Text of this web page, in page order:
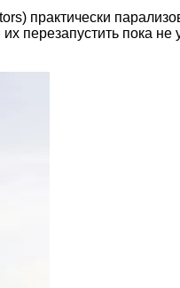
практически
перезапустить пока не